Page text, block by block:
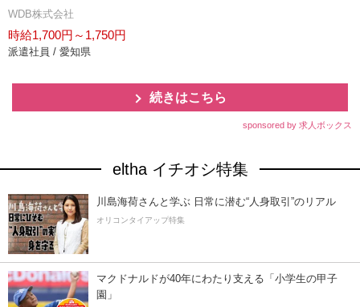
WDB株式会社
時給1,700円～1,750円
派遣社員 / 愛知県
続きはこちら
sponsored by 求人ボックス
eltha イチオシ特集
川島海荷さんと学ぶ 日常に潜む“人身取引”のリアル
オリコンタイアップ特集
マクドナルドが40年にわたり支える「小学生の甲子
園」